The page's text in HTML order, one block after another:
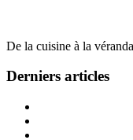
De la cuisine à la
Derniers articles